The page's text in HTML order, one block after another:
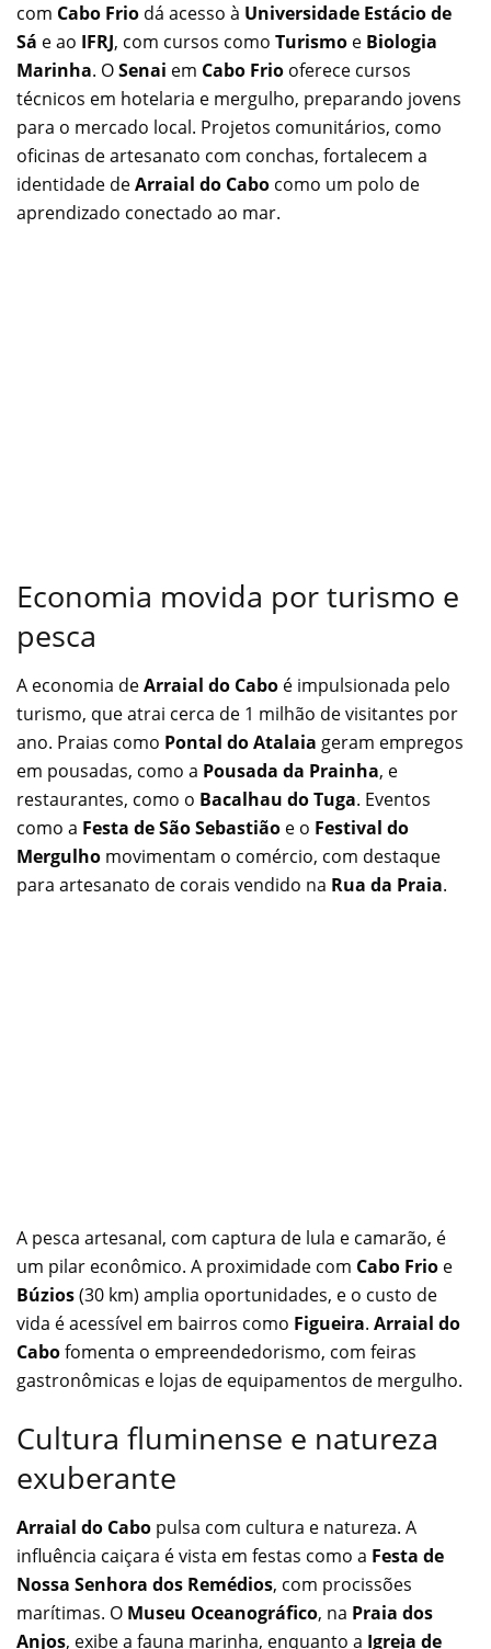
com Cabo Frio dá acesso à Universidade Estácio de
Sá e ao IFRJ, com cursos como Turismo e Biologia
Marinha. OSenai em Cabo Frio oferece cursos
técnicos em hotelaria e mergulho, preparando jovens
para o mercado local. Projetos comunitários, como
oficinas de artesanato com conchas, fortalecem a
identidade deArraial do Cabo como um polo de
aprendizado conectado ao mar.
Economia movida por turismo e
pesca
A economia deArraial do Cabo é impulsionada pelo
turismo, que atrai cerca de 1 milhão de visitantes por
ano. Praias como Pontal do Atalaia geram empregos
em pousadas, como a Pousada da Prainha, e
restaurantes, como o Bacalhau do Tuga. Eventos
como a Festa de São Sebastião e o Festival do
Mergulho movimentam o comércio, com destaque
para artesanato de corais vendido na Rua da Praia.
A pesca artesanal, com captura de lula e camarão, é
um pilar econômico. A proximidade com Cabo Frio e
Búzios(30 km) amplia oportunidades, e o custo de
vida é acessível em bairros como Figueira. Arraial do
Cabofomenta o empreendedorismo, com feiras
gastronômicas e lojas de equipamentos de mergulho.
Cultura fluminense e natureza
exuberante
Arraial do Cabo pulsa com cultura e natureza. A
influência caiçara é vista em festas como a Festa de
Nossa Senhora dos Remédios, com procissões
marítimas. O Museu Oceanográfico, na Praia dos
Anjos, exibe a fauna marinha, enquanto a Igreja de